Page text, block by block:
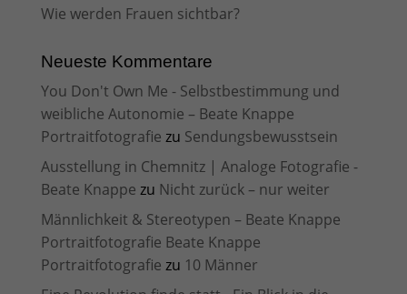
Wie werden Frauen sichtbar?
Neueste Kommentare
You Don't Own Me - Selbstbestimmung und
weibliche Autonomie – Beate Knappe
Portraitfotografie zu Sendungsbewusstsein
Ausstellung in Chemnitz | Analoge Fotografie -
Beate Knappe zu Nicht zurück – nur weiter
Männlichkeit & Stereotypen – Beate Knappe
Portraitfotografie Beate Knappe
Portraitfotografie zu 10 Männer